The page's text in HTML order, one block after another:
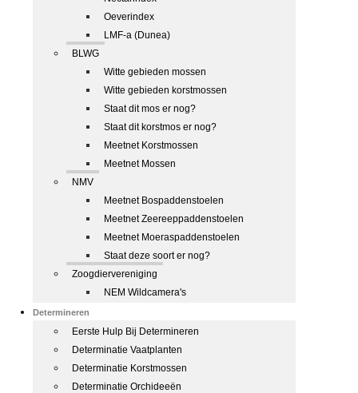
Oeverindex
LMF-a (Dunea)
BLWG
Witte gebieden mossen
Witte gebieden korstmossen
Staat dit mos er nog?
Staat dit korstmos er nog?
Meetnet Korstmossen
Meetnet Mossen
NMV
Meetnet Bospaddenstoelen
Meetnet Zeereeppaddenstoelen
Meetnet Moeraspaddenstoelen
Staat deze soort er nog?
Zoogdiervereniging
NEM Wildcamera's
Determineren
Eerste Hulp Bij Determineren
Determinatie Vaatplanten
Determinatie Korstmossen
Determinatie Orchideeën